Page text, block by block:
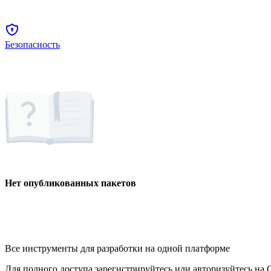
Безопасность
Нет опубликованных пакетов
Все инструменты для разработки на одной платформе
Для полного доступа зарегистрируйтесь или авторизуйтесь на